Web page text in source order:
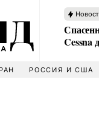
Cessna
РОССИЯ И США